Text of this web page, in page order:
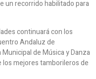
un recorrido habilitado para
continuará con los
Andaluz de
de Música y Danza
los mejores tamborileros de